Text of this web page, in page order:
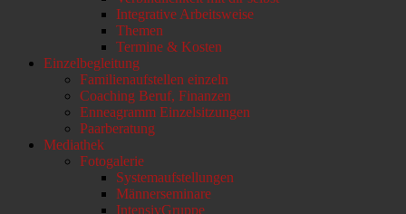
Integrative Arbeitsweise
Themen
Termine & Kosten
Einzelbegleitung
Familienaufstellen einzeln
Coaching Beruf, Finanzen
Enneagramm Einzelsitzungen
Paarberatung
Mediathek
Fotogalerie
Systemaufstellungen
Männerseminare
IntensivGruppe